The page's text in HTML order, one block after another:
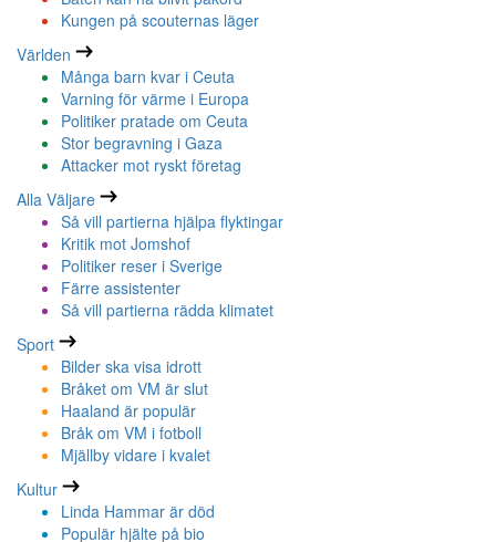
Kungen på scouternas läger
Världen
Många barn kvar i Ceuta
Varning för värme i Europa
Politiker pratade om Ceuta
Stor begravning i Gaza
Attacker mot ryskt företag
Alla Väljare
Så vill partierna hjälpa flyktingar
Kritik mot Jomshof
Politiker reser i Sverige
Färre assistenter
Så vill partierna rädda klimatet
Sport
Bilder ska visa idrott
Bråket om VM är slut
Haaland är populär
Bråk om VM i fotboll
Mjällby vidare i kvalet
Kultur
Linda Hammar är död
Populär hjälte på bio